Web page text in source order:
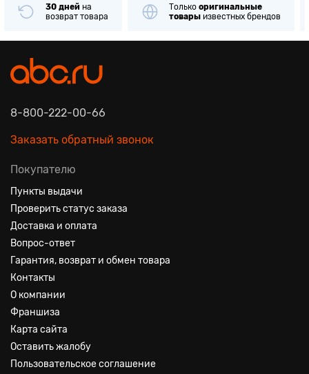
30 дней на
возврат товара
Только оригинальные
товары известных брендов
8-800-222-00-66
Заказать обратный звонок
Покупателю
Пункты выдачи
Проверить статус заказа
Доставка и оплата
Вопрос-ответ
Гарантия, возврат и обмен товара
Контакты
О компании
Франшиза
Карта сайта
Оставить жалобу
Пользовательское соглашение